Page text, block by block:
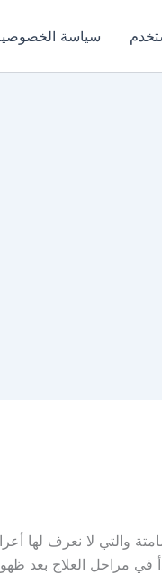
سياسة
والتي لا نعرف لها
في مراحل العلاج بعد